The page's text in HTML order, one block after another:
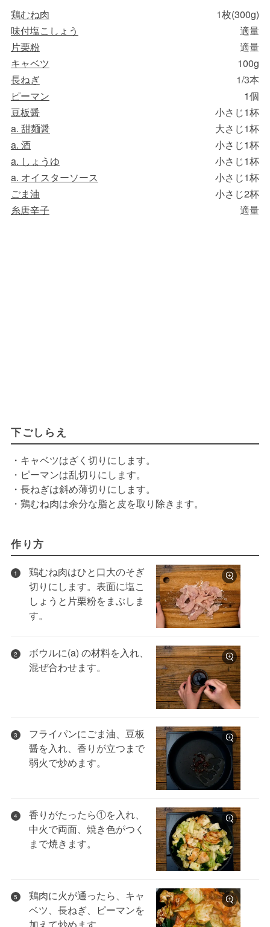
鶏むね肉
1枚(300g)
味付塩こしょう
適量
片栗粉
適量
キャベツ
100g
長ねぎ
1/3本
ピーマン
1個
豆板醤
小さじ1杯
a. 甜麺醤
大さじ1杯
a. 酒
小さじ1杯
a. しょうゆ
小さじ1杯
a. オイスターソース
小さじ1杯
ごま油
小さじ2杯
糸唐辛子
適量
下ごしらえ
・キャベツはざく切りにします。
・ピーマンは乱切りにします。
・長ねぎは斜め薄切りにします。
・鶏むね肉は余分な脂と皮を取り除きます。
作り方
1
鶏むね肉はひと口大のそぎ
切りにします。表面に塩こ
しょうと片栗粉をまぶしま
す。
2
ボウルに(a) の材料を入れ、
混ぜ合わせます。
3
フライパンにごま油、豆板
醤を入れ、香りが立つまで
弱火で炒めます。
4
香りがたったら①を入れ、
中火で両面、焼き色がつく
まで焼きます。
5
鶏肉に火が通ったら、キャ
ベツ、長ねぎ、ピーマンを